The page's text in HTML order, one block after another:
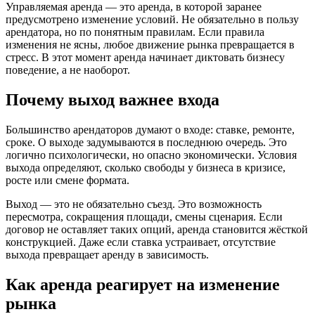
Управляемая аренда — это аренда, в которой заранее
предусмотрено изменение условий. Не обязательно в пользу
арендатора, но по понятным правилам. Если правила
изменения не ясны, любое движение рынка превращается в
стресс. В этот момент аренда начинает диктовать бизнесу
поведение, а не наоборот.
Почему выход важнее входа
Большинство арендаторов думают о входе: ставке, ремонте,
сроке. О выходе задумываются в последнюю очередь. Это
логично психологически, но опасно экономически. Условия
выхода определяют, сколько свободы у бизнеса в кризисе,
росте или смене формата.
Выход — это не обязательно съезд. Это возможность
пересмотра, сокращения площади, смены сценария. Если
договор не оставляет таких опций, аренда становится жёсткой
конструкцией. Даже если ставка устраивает, отсутствие
выхода превращает аренду в зависимость.
Как аренда реагирует на изменение
рынка